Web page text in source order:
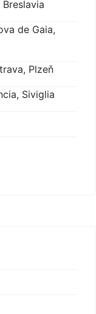
de Gaia,
Plzeň
Siviglia